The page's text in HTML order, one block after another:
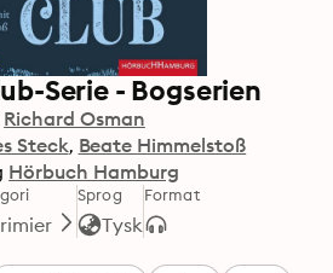
Serie - Bogserien
Richard Osman
Steck Beate Himmelstoß
Hörbuch Hamburg
Sprog
Tysk
Format